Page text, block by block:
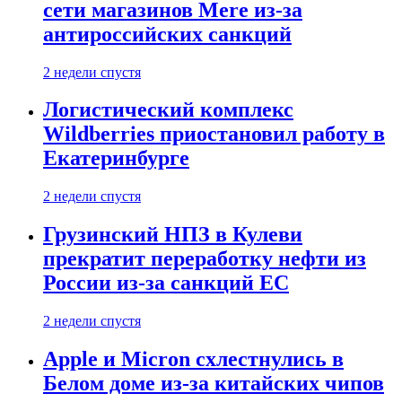
сети магазинов Mere из-за
антироссийских санкций
2 недели спустя
Логистический комплекс
Wildberries приостановил работу в
Екатеринбурге
2 недели спустя
Грузинский НПЗ в Кулеви
прекратит переработку нефти из
России из-за санкций ЕС
2 недели спустя
Apple и Micron схлестнулись в
Белом доме из-за китайских чипов